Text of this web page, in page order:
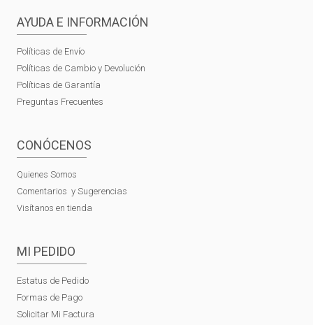
AYUDA E INFORMACIÓN
Políticas de Envío
Políticas de Cambio y Devolución
Políticas de Garantía
Preguntas Frecuentes
CONÓCENOS
Quienes Somos
Comentarios y Sugerencias
Visítanos en tienda
MI PEDIDO
Estatus de Pedido
Formas de Pago
Solicitar Mi Factura